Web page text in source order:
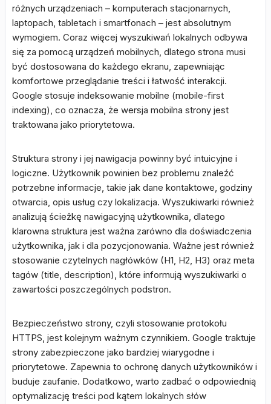
różnych urządzeniach – komputerach stacjonarnych,
laptopach, tabletach i smartfonach – jest absolutnym
wymogiem. Coraz więcej wyszukiwań lokalnych odbywa
się za pomocą urządzeń mobilnych, dlatego strona musi
być dostosowana do każdego ekranu, zapewniając
komfortowe przeglądanie treści i łatwość interakcji.
Google stosuje indeksowanie mobilne (mobile-first
indexing), co oznacza, że wersja mobilna strony jest
traktowana jako priorytetowa.
Struktura strony i jej nawigacja powinny być intuicyjne i
logiczne. Użytkownik powinien bez problemu znaleźć
potrzebne informacje, takie jak dane kontaktowe, godziny
otwarcia, opis usług czy lokalizacja. Wyszukiwarki również
analizują ścieżkę nawigacyjną użytkownika, dlatego
klarowna struktura jest ważna zarówno dla doświadczenia
użytkownika, jak i dla pozycjonowania. Ważne jest również
stosowanie czytelnych nagłówków (H1, H2, H3) oraz meta
tagów (title, description), które informują wyszukiwarki o
zawartości poszczególnych podstron.
Bezpieczeństwo strony, czyli stosowanie protokołu
HTTPS, jest kolejnym ważnym czynnikiem. Google traktuje
strony zabezpieczone jako bardziej wiarygodne i
priorytetowe. Zapewnia to ochronę danych użytkowników i
buduje zaufanie. Dodatkowo, warto zadbać o odpowiednią
optymalizację treści pod kątem lokalnych słów